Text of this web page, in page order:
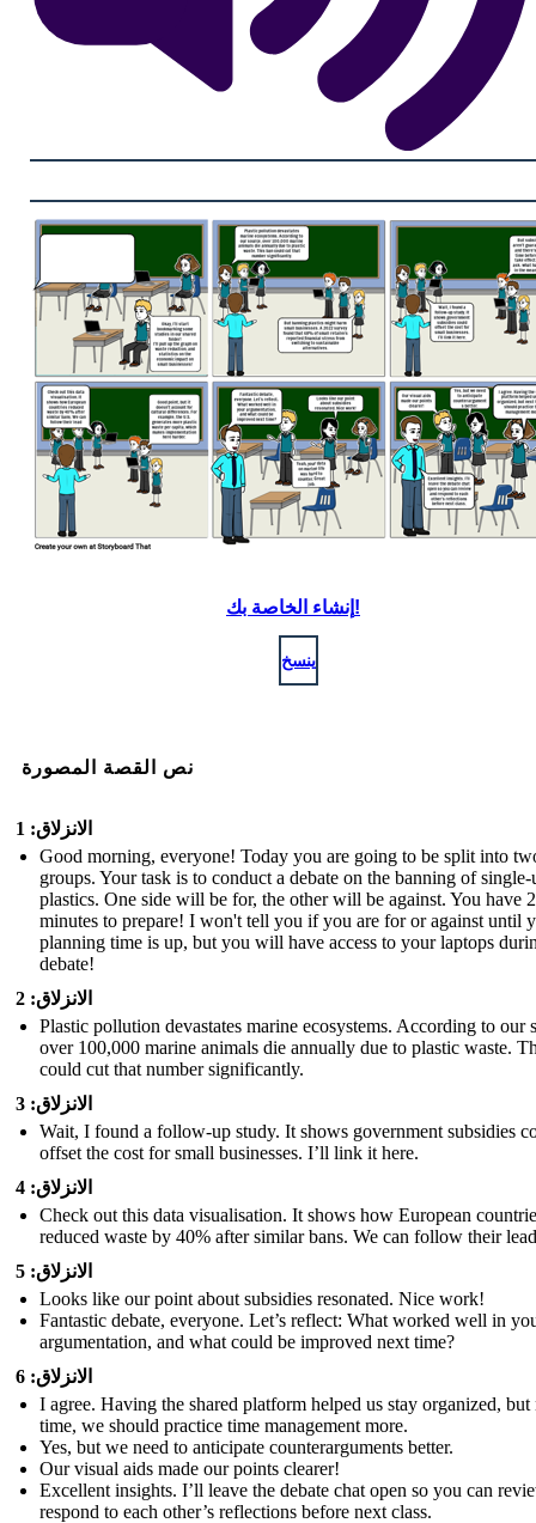
إنشاء الخاصة بك!
ينسخ
نص القصة المصورة
الانزلاق: 1
Good morning, everyone! Today you are going to be split into
groups. Your task is to conduct a debate on the banning of single-
plastics. One side will be for, the other will be against. You have
minutes to prepare! I won't tell you if you are for or against until
planning time is up, but you will have access to your laptops
debate!
الانزلاق: 2
Plastic pollution devastates marine ecosystems. According to our
over 100,000 marine animals die annually due to plastic waste.
could cut that number significantly.
الانزلاق: 3
Wait, I found a follow-up study. It shows government subsidies
offset the cost for small businesses. I’ll link it here.
الانزلاق: 4
Check out this data visualisation. It shows how European
reduced waste by 40% after similar bans. We can follow their lead
الانزلاق: 5
Looks like our point about subsidies resonated. Nice work!
Fantastic debate, everyone. Let’s reflect: What worked well in
argumentation, and what could be improved next time?
الانزلاق: 6
I agree. Having the shared platform helped us stay organized, but
time, we should practice time management more.
Yes, but we need to anticipate counterarguments better.
Our visual aids made our points clearer!
Excellent insights. I’ll leave the debate chat open so you can
respond to each other’s reflections before next class.